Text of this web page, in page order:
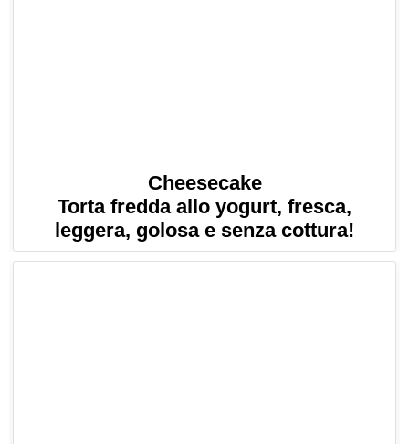
Cheesecake
Torta fredda allo yogurt, fresca,
leggera, golosa e senza cottura!